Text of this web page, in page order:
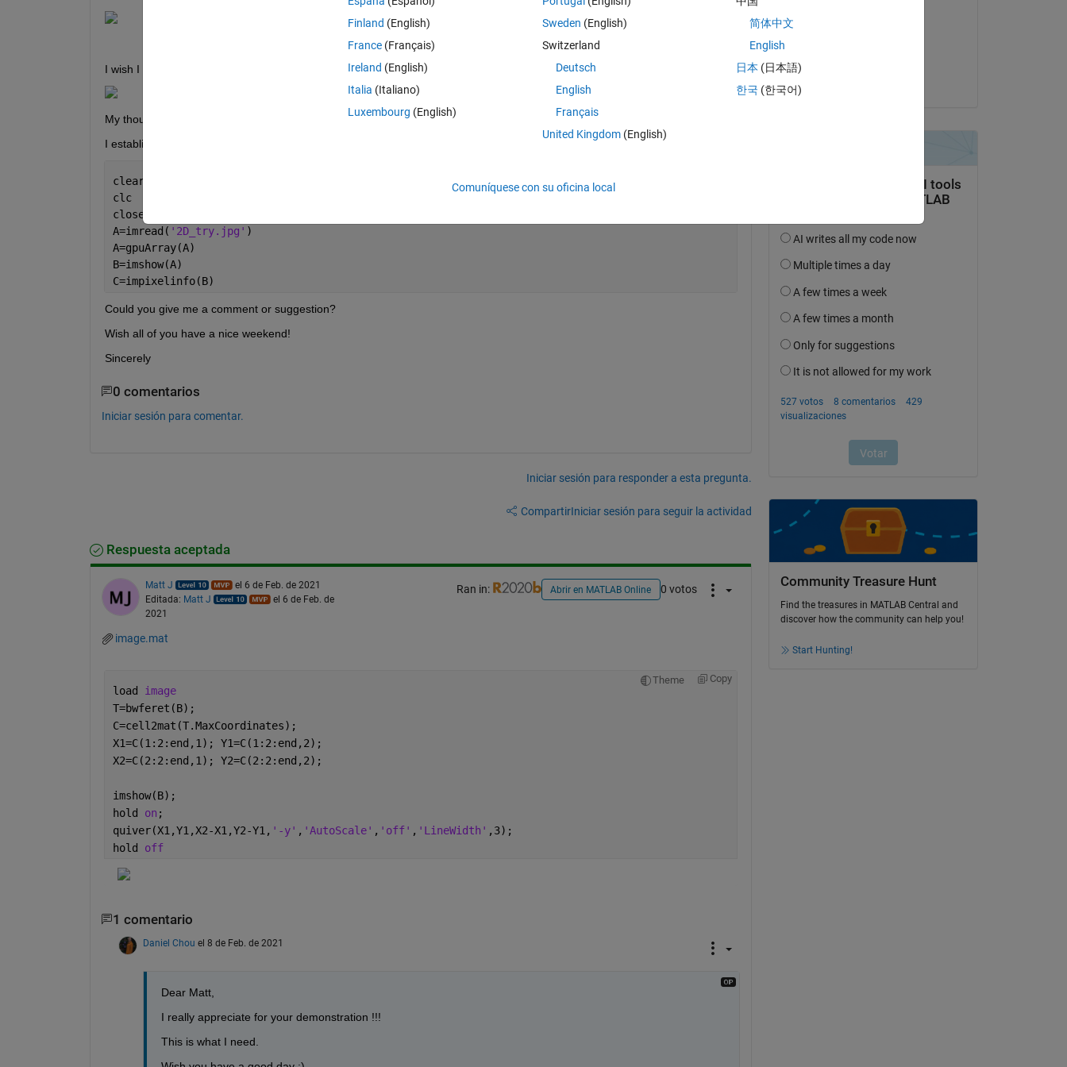
I wish I could find the vector of long axis for each object, like attached:
My thought is to use the different pixel information to specify the objects, but I'm not sure how to implement it.
I established coordinate system via following command
clear
clc
close
A=imread( '2D_try.jpg' )
A=gpuArray(A)
B=imshow(A)
C=impixelinfo(B)
Could you give me a comment or suggestion?
Wish all of you have a nice weekend!
Sincerely
0 comentarios
Iniciar sesión para comentar.
Iniciar sesión para responder a esta pregunta.
CompartirIniciar sesión para seguir la actividad
Respuesta aceptada
Matt J
el 6 de Feb. de 2021
Editada: Matt J
el 6 de Feb. de
2021
Ran in: Abrir en MATLAB Online 0 votos
image.mat
Theme Copy
load image
T=bwferet(B);
C=cell2mat(T.MaxCoordinates);
X1=C(1:2:end,1); Y1=C(1:2:end,2);
X2=C(2:2:end,1); Y2=C(2:2:end,2);
imshow(B);
hold on ;
quiver(X1,Y1,X2-X1,Y2-Y1, '-y' , 'AutoScale' , 'off' , 'LineWidth' ,3);
hold off
1 comentario
Daniel Chou el 8 de Feb. de 2021
Dear Matt,
I really appreciate for your demonstration !!!
This is what I need.
el 8 de Feb. de 2021
Aceptada:
Community Treasure Hunt
Find the treasures in MATLAB Central and
discover how the community can help you!
Start Hunting!
Finland (English)
France (Français)
Ireland (English)
Italia (Italiano)
Luxembourg (English)
Sweden (English)
Switzerland
Deutsch
English
Français
United Kingdom(English)
简体中文
English
日本 (日本語)
한국 (한국어)
Comuníquese con su oficina local